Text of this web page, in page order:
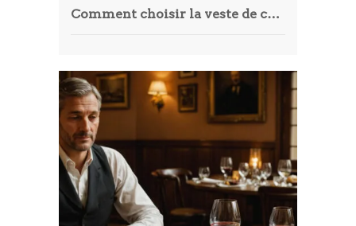
Comment choisir la veste de cuisine idéale ?